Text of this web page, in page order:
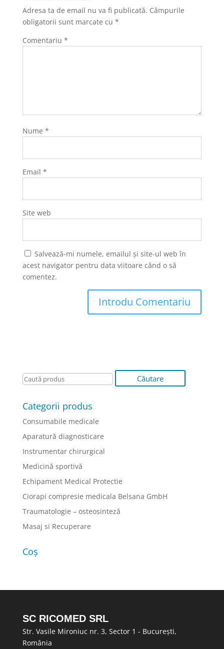
Adresa ta de email nu va fi publicată. Câmpurile
obligatorii sunt marcate cu *
Comentariu *
Nume *
Email *
Site web
Salvează-mi numele, emailul și site-ul web în
acest navigator pentru data viitoare când o să
comentez.
Categorii produs
Consumabile medicale
Aparatură diagnosticare
Instrumentar chirurgical
Medicină sportivă
Echipament Medical Protectie
Ciorapi compresie medicala Belsana GmbH
Traumatologie – osteosinteză
Masaj si Recuperare
Coș
SC RICOMED SRL
Str. Vasile Mironiuc nr. 3, Sector 1 - București,
România